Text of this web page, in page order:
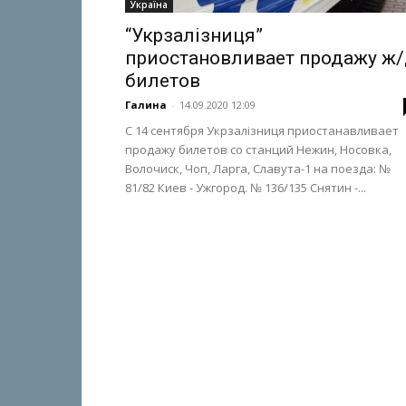
Україна
“Укрзалізниця”
приостановливает продажу
билетов
Галина - 14.09.2020 12:09
С 14 сентября Укрзалізниця приостанавливает
продажу билетов со станций Нежин, Носовка,
Волочиск, Чоп, Ларга, Славута-1 на поезда: №
81/82 Киев - Ужгород. № 136/135 Снятин -...